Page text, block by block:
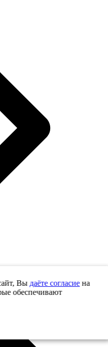
Вы даёте согласиена
обеспечивают